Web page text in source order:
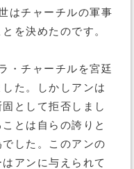
はチャーチルの軍事
を決めたのです。
・チャーチルを宮廷
た。しかしアンは
として拒否しまし
とは自らの誇りと
した。このアンの
アンに与えられて